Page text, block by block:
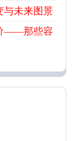
与未来图景
——那些容